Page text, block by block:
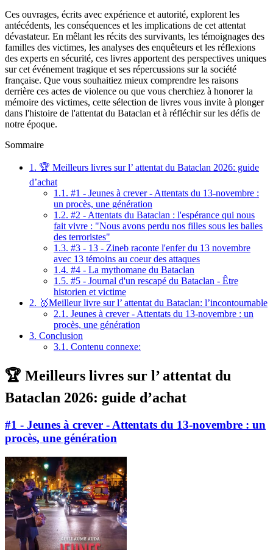
Ces ouvrages, écrits avec expérience et autorité, explorent les
antécédents, les conséquences et les implications de cet attentat
dévastateur. En mêlant les récits des survivants, les témoignages des
familles des victimes, les analyses des enquêteurs et les réflexions
des experts en sécurité, ces livres apportent des perspectives uniques
sur cet événement tragique et ses répercussions sur la société
française. Que vous souhaitiez mieux comprendre les raisons
derrière ces actes de violence ou que vous cherchiez à honorer la
mémoire des victimes, cette sélection de livres vous invite à plonger
dans l'histoire de l'attentat du Bataclan et à réfléchir sur les défis de
notre époque.
Sommaire
1. 🏆 Meilleurs livres sur l’ attentat du Bataclan 2026: guide
d’achat
1.1. #1 - Jeunes à crever - Attentats du 13-novembre :
un procès, une génération
1.2. #2 - Attentats du Bataclan : l'espérance qui nous
fait vivre : "Nous avons perdu nos filles sous les balles
des terroristes"
1.3. #3 - 13 - Zineb raconte l'enfer du 13 novembre
avec 13 témoins au coeur des attaques
1.4. #4 - La mythomane du Bataclan
1.5. #5 - Journal d'un rescapé du Bataclan - Être
historien et victime
2. 🥇Meilleur livre sur l’ attentat du Bataclan: l’incontournable
2.1. Jeunes à crever - Attentats du 13-novembre : un
procès, une génération
3. Conclusion
3.1. Contenu connexe:
🏆 Meilleurs livres sur l’ attentat du
Bataclan 2026: guide d’achat
#1 - Jeunes à crever - Attentats du 13-novembre : un
procès, une génération